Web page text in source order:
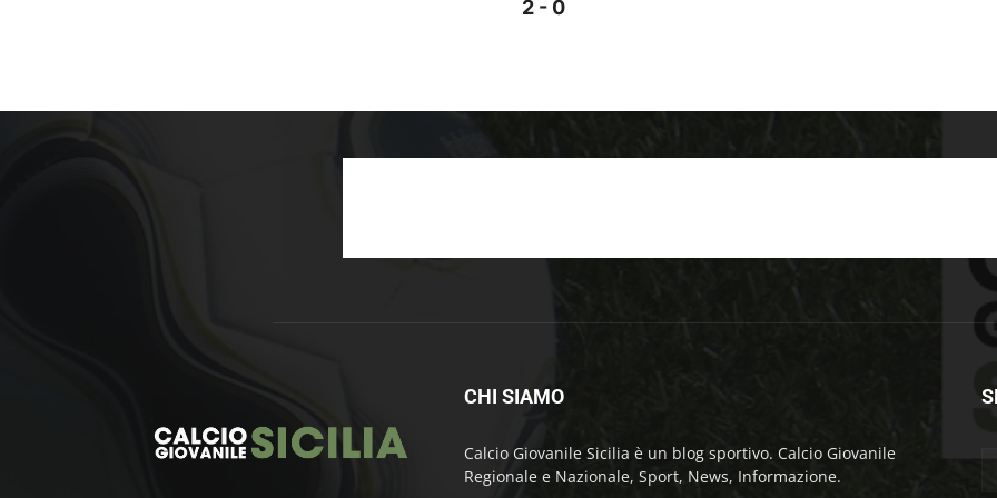
2 - 0
CHI SIAMO
Calcio Giovanile Sicilia è un blog sportivo. Calcio Giovanile
Regionale e Nazionale, Sport, News, Informazione.